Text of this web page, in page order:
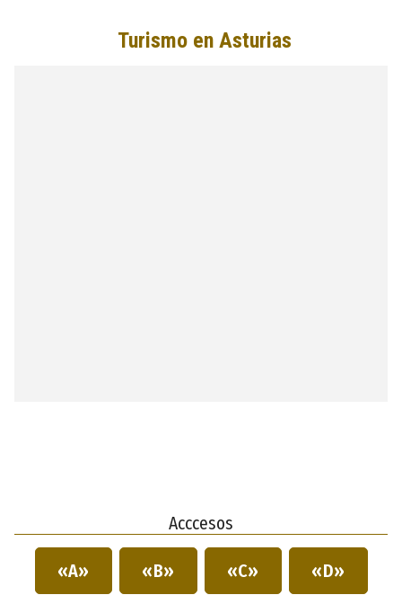
Acccesos
«A» «B» «C» «D»